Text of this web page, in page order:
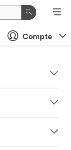
Compte